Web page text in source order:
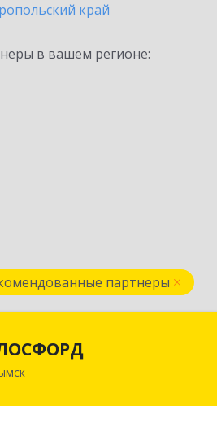
край
в вашем регионе:
партнеры